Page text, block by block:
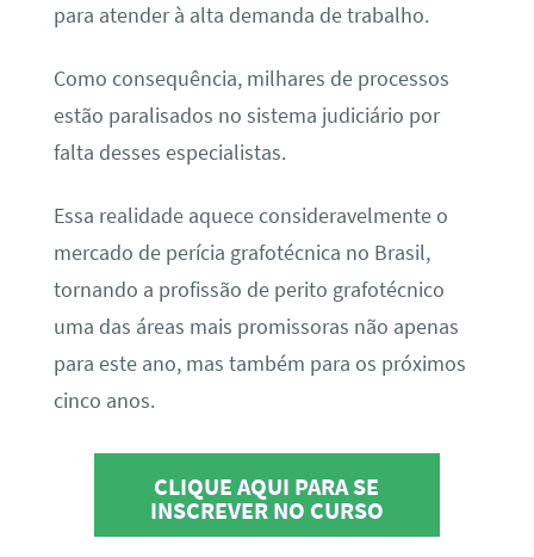
para atender à alta demanda de trabalho.
Como consequência, milhares de processos
estão paralisados no sistema judiciário por
falta desses especialistas.
Essa realidade aquece consideravelmente o
mercado de perícia grafotécnica no Brasil,
tornando a profissão de perito grafotécnico
uma das áreas mais promissoras não apenas
para este ano, mas também para os próximos
cinco anos.
CLIQUE AQUI PARA SE
INSCREVER NO CURSO